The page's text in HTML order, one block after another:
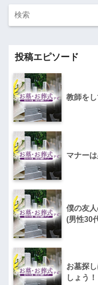
投稿エピソード
教師を
マナー
僕の友
(男性30
お墓探
しょう！